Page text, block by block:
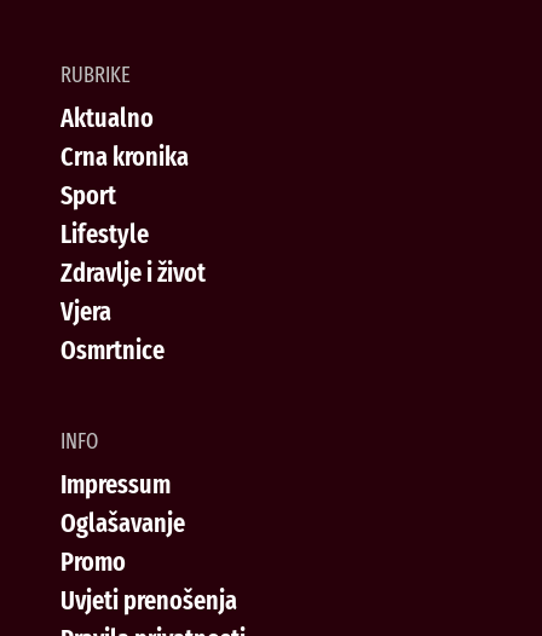
RUBRIKE
Aktualno
Crna kronika
Sport
Lifestyle
Zdravlje i život
Vjera
Osmrtnice
INFO
Impressum
Oglašavanje
Promo
Uvjeti prenošenja